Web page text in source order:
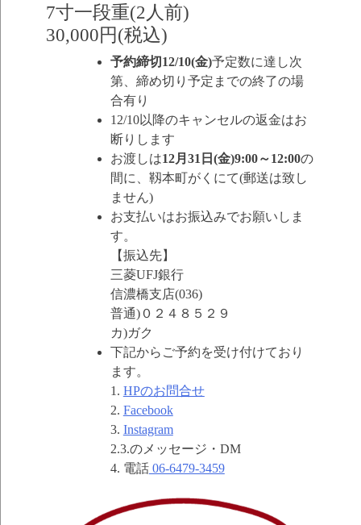
7寸一段重(2人前)
30,000円(税込)
予約締切12/10(金)予定数に達し次
第、締め切り予定までの終了の場
合有り
12/10以降のキャンセルの返金はお
断りします
お渡しは12月31日(金)9:00～12:00の
間に、靱本町がくにて(郵送は致し
ません)
お支払いはお振込みでお願いしま
す。
【振込先】
三菱UFJ銀行
信濃橋支店(036)
普通)０２４８５２９
カ)ガク
下記からご予約を受け付けており
ます。
1. HPのお問合せ
2. Facebook
3. Instagram
2.3.のメッセージ・DM
4. 電話06-6479-3459